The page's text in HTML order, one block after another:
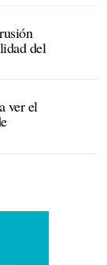
del
ver el